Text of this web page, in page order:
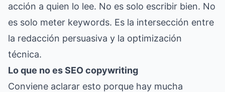
acción a quien lo lee. No es solo escribir bien. No
es solo meter keywords. Es la intersección entre
la redacción persuasiva y la optimización
técnica.
Lo que no es SEO copywriting
Conviene aclarar esto porque hay mucha